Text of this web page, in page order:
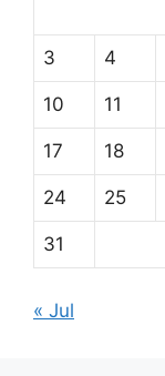
3 4
10 11
17 18
24 25
31
« Jul